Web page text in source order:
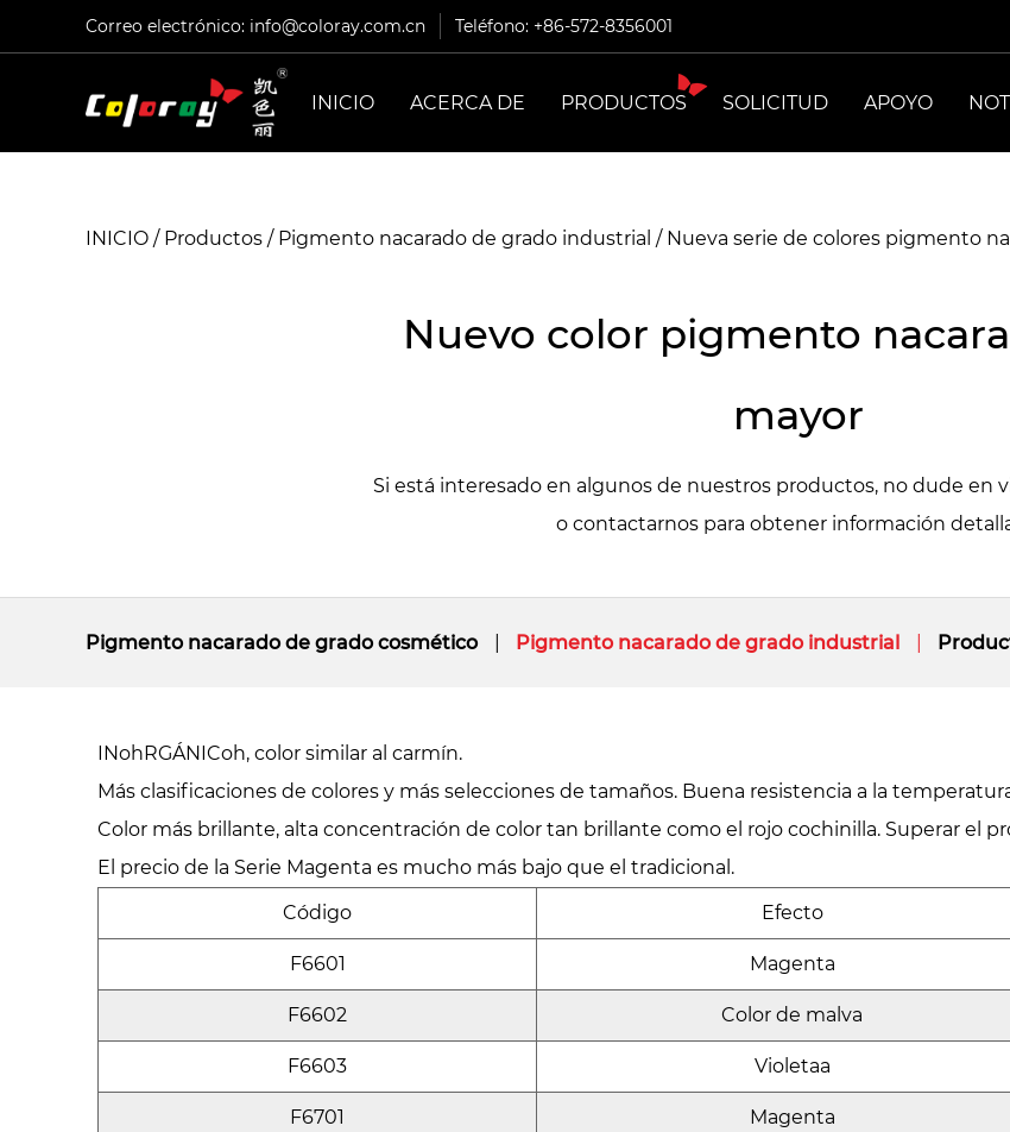
Correo electrónico: info@coloray.com.cn Teléfono: +86-572-8356001
INICIO ACERCA DE PRODUCTOS SOLICITUD APOYO
INICIO / Productos / Pigmento nacarado de grado industrial / Nueva serie de colores pigmento
Nuevo color pigmento
mayor
Si está interesado en algunos de nuestros productos, no dude en
o contactarnos para obtener información
Pigmento nacarado de grado cosmético Pigmento nacarado de grado industrial
INohRGÁNICoh, color similar al carmín.
Más clasificaciones de colores y más selecciones de tamaños. Buena resistencia a la
Color más brillante, alta concentración de color tan brillante como el rojo cochinilla. Superar el
El precio de la Serie Magenta es mucho más bajo que el tradicional.
Código
Efecto
F6601 Magenta
F6602 Color de malva
F6603 Violetaa
F6701 Magenta